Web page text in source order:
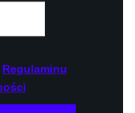
Regulaminu